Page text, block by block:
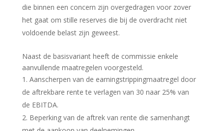
die binnen een concern zijn overgedragen voor zover
het gaat om stille reserves die bij de overdracht niet
voldoende belast zijn geweest.
Naast de basisvariant heeft de commissie enkele
aanvullende maatregelen voorgesteld.
Aanscherpen van de earningstrippingmaatregel door
de aftrekbare rente te verlagen van 30 naar 25% van
de EBITDA.
Beperking van de aftrek van rente die samenhangt